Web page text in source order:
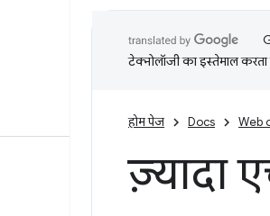
टेक्नोलॉजी का इस्तेमाल
होम पेज Docs Web
ज़्यादा